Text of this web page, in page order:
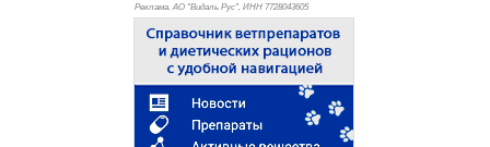
Реклама. АО "Видаль Рус", ИНН 7728043605